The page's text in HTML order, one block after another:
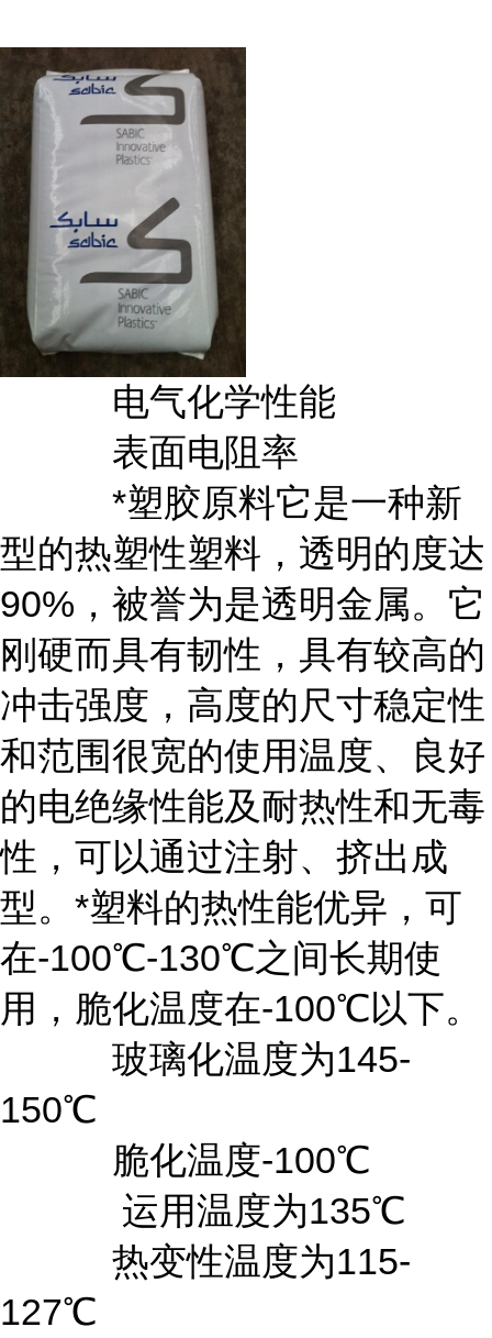
电气化学性能
表面电阻率
*塑胶原料它是一种新
型的热塑性塑料，透明的度达
90%，被誉为是透明金属。它
刚硬而具有韧性，具有较高的
冲击强度，高度的尺寸稳定性
和范围很宽的使用温度、良好
的电绝缘性能及耐热性和无毒
性，可以通过注射、挤出成
型。*塑料的热性能优异，可
在-100℃-130℃之间长期使
用，脆化温度在-100℃以下。
玻璃化温度为145-
150℃
脆化温度-100℃
运用温度为135℃
热变性温度为115-
127℃